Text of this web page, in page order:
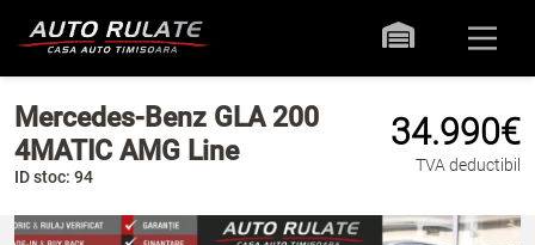
Mercedes-Benz GLA 200
4MATIC AMG Line
ID stoc: 94
34.990€
TVA deductibil